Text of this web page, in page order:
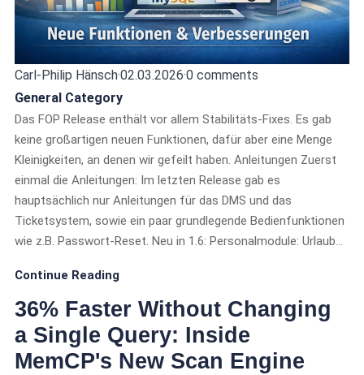
Carl-Philip Hänsch·02.03.2026·0 comments
General Category
Das FOP Release enthält vor allem Stabilitäts-Fixes. Es gab
keine großartigen neuen Funktionen, dafür aber eine Menge
Kleinigkeiten, an denen wir gefeilt haben. Anleitungen Zuerst
einmal die Anleitungen: Im letzten Release gab es
hauptsächlich nur Anleitungen für das DMS und das
Ticketsystem, sowie ein paar grundlegende Bedienfunktionen
wie z.B. Passwort-Reset. Neu in 1.6: Personalmodule: Urlaub…
Continue Reading
36% Faster Without Changing
a Single Query: Inside
MemCP's New Scan Engine